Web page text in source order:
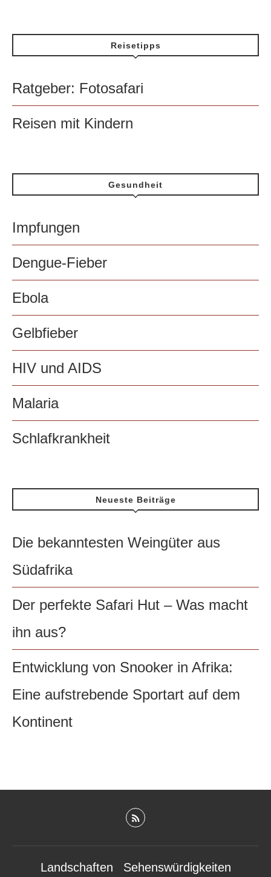
Reisetipps
Ratgeber: Fotosafari
Reisen mit Kindern
Gesundheit
Impfungen
Dengue-Fieber
Ebola
Gelbfieber
HIV und AIDS
Malaria
Schlafkrankheit
Neueste Beiträge
Die bekanntesten Weingüter aus
Südafrika
Der perfekte Safari Hut – Was macht
ihn aus?
Entwicklung von Snooker in Afrika:
Eine aufstrebende Sportart auf dem
Kontinent
Landschaften Sehenswürdigkeiten